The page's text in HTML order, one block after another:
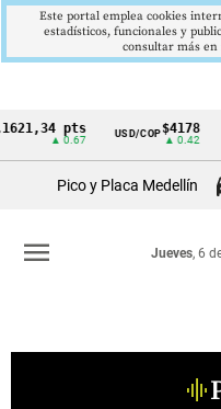
Cintillo
Colombia
pts
▲ 0.67
USD/COP$4178
▲ 0.42
Pico y Placa Medellín
Jueves, 6
menu
graphic_eq
Este portal emplea cookies
estadísticos, funcionales y
consultar más